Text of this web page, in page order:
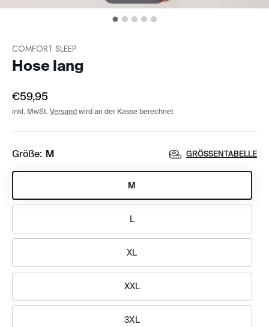
COMFORT SLEEP
Hose lang
€59,95
inkl. MwSt. Versand wird an der Kasse berechnet
Größe: M GRÖSSENTABELLE
M
L
XL
XXL
3XL